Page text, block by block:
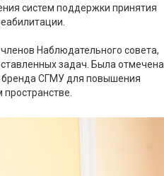
систем поддержки принятия
Наблюдательного совета,
задач. Была отмечена
бренда СГМУ для повышения